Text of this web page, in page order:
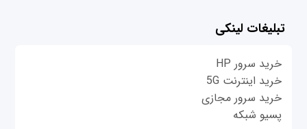
تبلیغات لینکی
خرید سرور HP
خرید اینترنت 5G
خرید سرور مجازی
پسیو شبکه